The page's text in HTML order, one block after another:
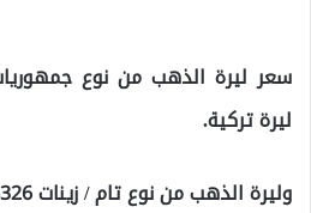
ليرة تركية.
وليرة الذهب من نوع تام / زينات 5326 ليرة تركية.